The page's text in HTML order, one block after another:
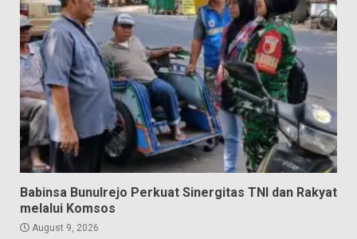
Babinsa Bunulrejo Perkuat Sinergitas TNI dan Rakyat
melalui Komsos
August 9, 2026